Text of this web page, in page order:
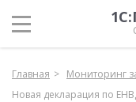
Главная Мониторинг
Новая декларация по